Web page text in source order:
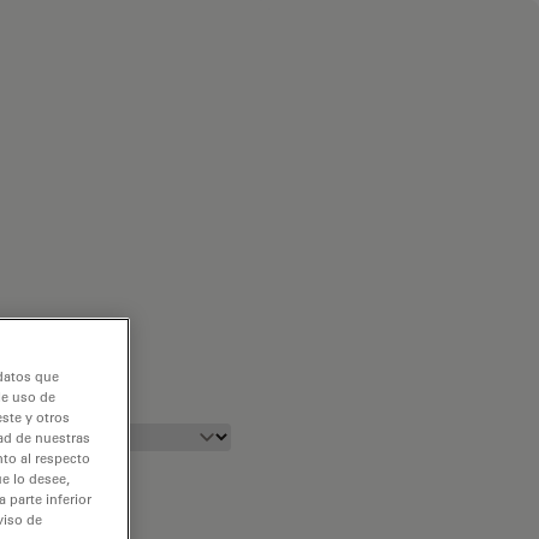
que
uso de
y otros
de nuestras
al respecto
lo desee,
parte inferior
de